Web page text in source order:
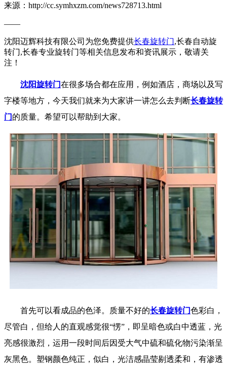
来源：http://cc.symhxzm.com/news728713.html
——
沈阳迈辉科技有限公司为您免费提供长春旋转门,长春自动旋
转门,长春专业旋转门等相关信息发布和资讯展示，敬请关
注！
沈阳旋转门在很多场合都在应用，例如酒店，商场以及写
字楼等地方，今天我们就来为大家讲一讲怎么去判断长春旋转
门 的质量。希望可以帮助到大家。
首先可以看成品的色泽。质量不好的长春旋转门色彩白，
尽管白，但给人的直观感觉很“愣”，即呈暗色或白中透蓝，光
亮感很激烈，运用一段时间后因受大气中硫和硫化物污染渐呈
灰黑色。塑钢颜色纯正，似白，光洁感晶莹剔透柔和，有渗透